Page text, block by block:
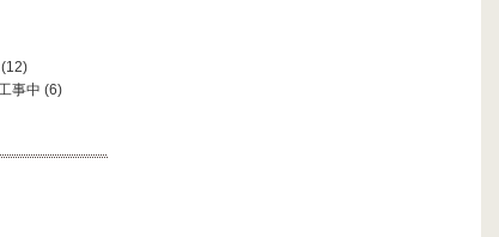
(12)
事中 (6)